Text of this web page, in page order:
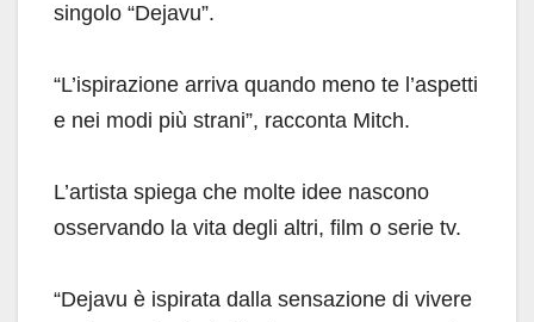
singolo “Dejavu”.
“L’ispirazione arriva quando meno te l’aspetti
e nei modi più strani”, racconta Mitch.
L’artista spiega che molte idee nascono
osservando la vita degli altri, film o serie tv.
“Dejavu è ispirata dalla sensazione di vivere